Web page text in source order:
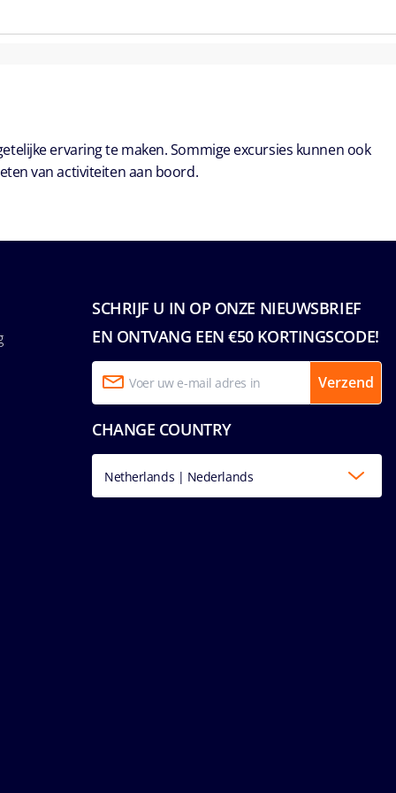
ervaring te maken. Sommige excursies kunnen ook
van activiteiten aan boord.
SCHRIJF U IN OP ONZE NIEUWSBRIEF
EN ONTVANG EEN €50 KORTINGSCODE!
Verzend
CHANGE COUNTRY
Netherlands | Nederlands